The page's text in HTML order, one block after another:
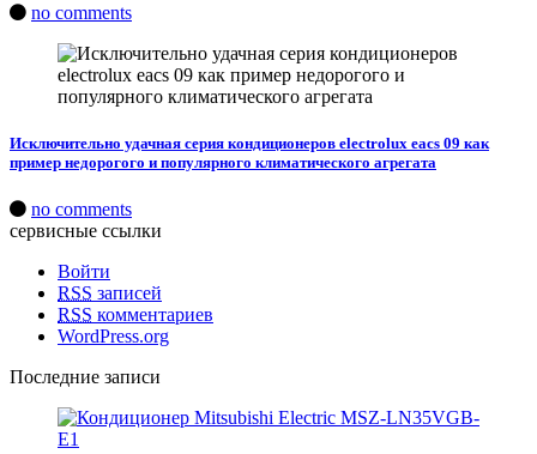
no comments
Исключительно удачная серия кондиционеров electrolux eacs 09 как
пример недорогого и популярного климатического агрегата
no comments
сервисные ссылки
Войти
RSS записей
RSS комментариев
WordPress.org
Последние записи